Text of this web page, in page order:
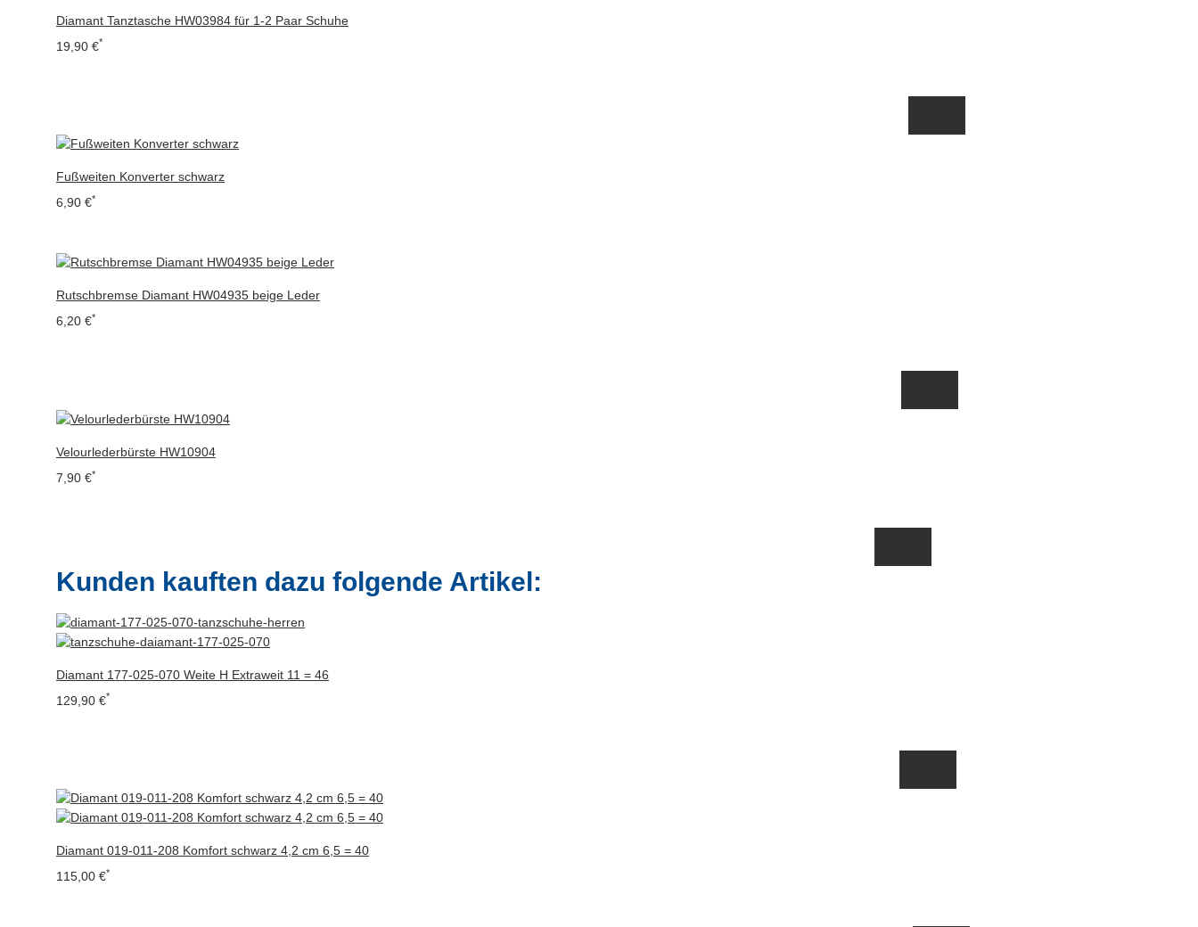
Diamant Tanztasche HW03984 für 1-2 Paar Schuhe
19,90 €*
Fußweiten Konverter schwarz
6,90 €*
Rutschbremse Diamant HW04935 beige Leder
6,20 €*
Velourlederbürste HW10904
7,90 €*
Kunden kauften dazu folgende Artikel:
Diamant 177-025-070 Weite H Extraweit 11 = 46
129,90 €*
Diamant 019-011-208 Komfort schwarz 4,2 cm 6,5 = 40
115,00 €*